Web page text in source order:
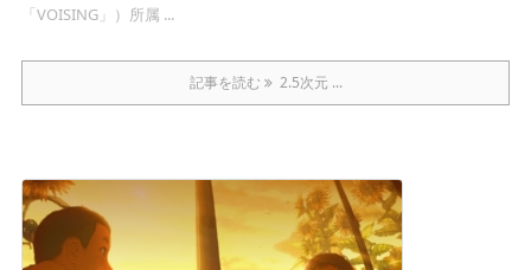
「VOISING」）所属 ...
記事を読む 2.5次元 ...